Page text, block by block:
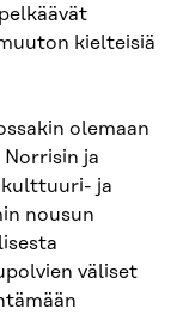
kielteisiä
olemaan
ja
ja
nousun
väliset